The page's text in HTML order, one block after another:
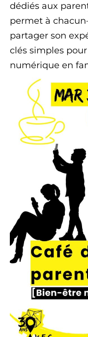
dédiés aux
permet à
partager son
clés simples
numérique en